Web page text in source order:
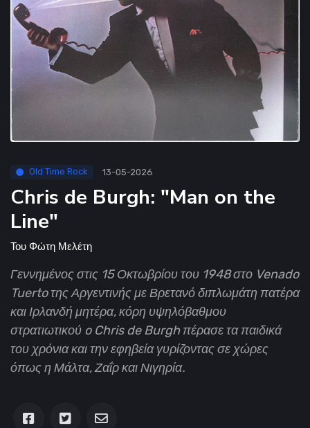
Old Time Rock 13-05-2026
Chris de Burgh: "Man on the
Line"
Του Φώτη Μελέτη
Γεννημένος στις 15 Οκτωβρίου του 1948 στο Venado
Tuerto της Αργεντινής με Βρετανό διπλωμάτη πατέρα
και Ιρλανδή μητέρα, κόρη υψηλόβαθμου
στρατιωτικού o Chris de Burgh πέρασε τα παιδικά
του χρόνια και την εφηβεία γυρίζοντας σε χώρες
όπως η Μάλτα, Ζαΐρ και Νιγηρία.